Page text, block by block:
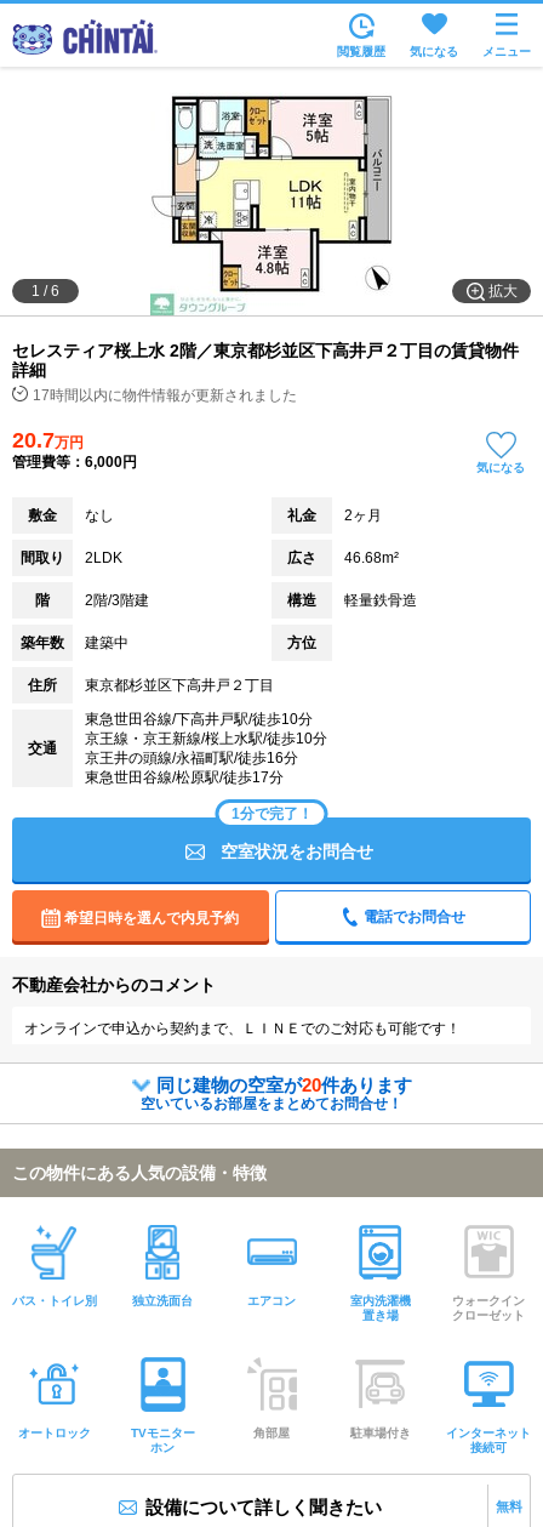
住所から
家賃相場から
通勤通学時間から
物件特集から
TOP
閲覧履歴 気になる メニュー
拡大
1 /6
セレスティア桜上水 2階／東京都杉並区下高井戸２丁目の賃貸物件
詳細
17時間以内に物件情報が更新されました
20.7万円
管理費等：6,000円
気になる
敷金 なし 礼金 2ヶ月
間取り 2LDK 広さ 46.68m²
階 2階/3階建 構造 軽量鉄骨造
築年数 建築中 方位
住所 東京都杉並区下高井戸２丁目
交通
東急世田谷線/下高井戸駅/徒歩10分
京王線・京王新線/桜上水駅/徒歩10分
京王井の頭線/永福町駅/徒歩16分
東急世田谷線/松原駅/徒歩17分
1分で完了！
空室状況をお問合せ
希望日時を選んで内見予約 電話でお問合せ
不動産会社からのコメント
オンラインで申込から契約まで、ＬＩＮＥでのご対応も可能です！
同じ建物の空室が20件あります
空いているお部屋をまとめてお問合せ！
この物件にある人気の設備・特徴
バス・トイレ別 独立洗面台 エアコン
室内洗濯機
置き場
ウォークイン
クローゼット
オートロック
TVモニター
ホン
角部屋 駐車場付き
インターネット
接続可
設備について詳しく聞きたい 無料